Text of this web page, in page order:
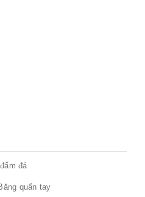
đá
quấn tay